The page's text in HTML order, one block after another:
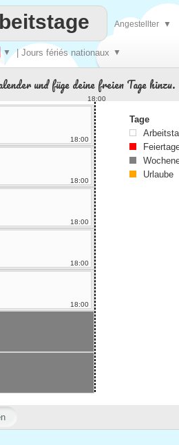
▼ | Jours fériés nationaux ▼
Angestellter ▼
und füge deine freien Tage hinzu.
18:00
18:00
18:00
18:00
18:00
18:00
Tage
Urlaube